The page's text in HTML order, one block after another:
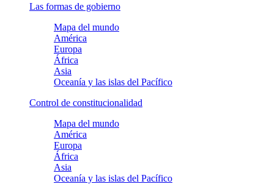
Las formas de gobierno
Mapa del mundo
América
Europa
África
Asia
Oceanía y las islas del Pacífico
Control de constitucionalidad
Mapa del mundo
América
Europa
África
Asia
Oceanía y las islas del Pacífico